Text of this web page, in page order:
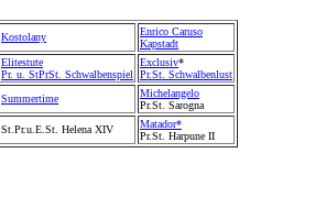
Kostolany
Enrico Caruso
Kapstadt
Elitestute
Pr. u. StPrSt. Schwalbenspiel
Exclusiv*
Pr.St. Schwalbenlust
Summertime
Michelangelo
Pr.St. Sarogna
St.Pr.u.E.St. Helena XIV
Matador*
Pr.St. Harpune II